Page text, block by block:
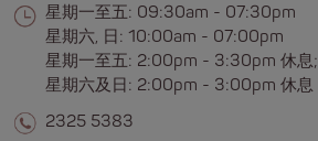
星期一至五: 09:30am - 07:30pm
星期六, 日: 10:00am - 07:00pm
星期一至五: 2:00pm - 3:30pm 休息;
星期六及日: 2:00pm - 3:00pm 休息
2325 5383